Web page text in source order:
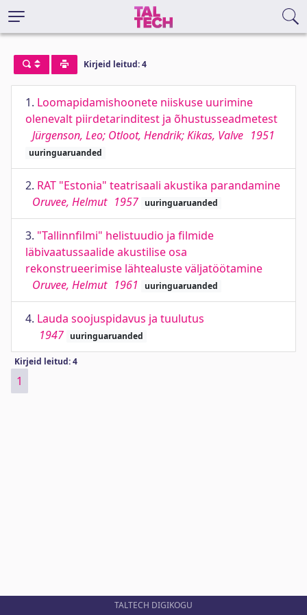
Kirjeid leitud: 4
1. Loomapidamishoonete niiskuse uurimine
olenevalt piirdetarinditest ja õhustusseadmetest
Jürgenson, Leo; Otloot, Hendrik; Kikas, Valve 1951
uuringuaruanded
2. RAT "Estonia" teatrisaali akustika parandamine
Oruvee, Helmut 1957 uuringuaruanded
3. "Tallinnfilmi" helistuudio ja filmide
läbivaatussaalide akustilise osa
rekonstrueerimise lähtealuste väljatöötamine
Oruvee, Helmut 1961 uuringuaruanded
4. Lauda soojuspidavus ja tuulutus
1947 uuringuaruanded
Kirjeid leitud: 4
1
TALTECH DIGIKOGU